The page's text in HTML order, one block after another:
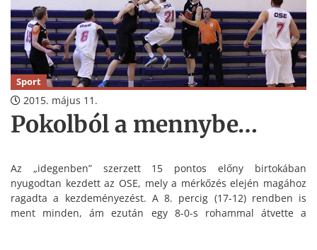
Sport
2015. május 11.
Pokolból a mennybe…
Az „idegenben” szerzett 15 pontos előny birtokában
nyugodtan kezdett az OSE, mely a mérkőzés elején magához
ragadta a kezdeményezést. A 8. percig (17-12) rendben is
ment minden, ám ezután egy 8-0-s rohammal átvette a